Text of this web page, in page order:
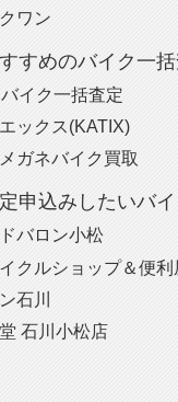
ワン
すめのバイク一
イク一括査定
ックス(KATIX)
ガネバイク買取
申込みしたいバ
バロン小松
クルショップ＆便
石川
石川小松店